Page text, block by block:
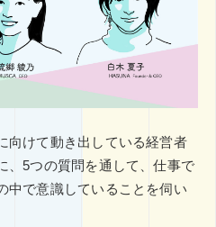
イノベーション
DX
テンツマーケティング
ブックガイド 課題設定
向けて動き出している経営者
、5つの質問を通して、仕事で
中で意識していることを伺い